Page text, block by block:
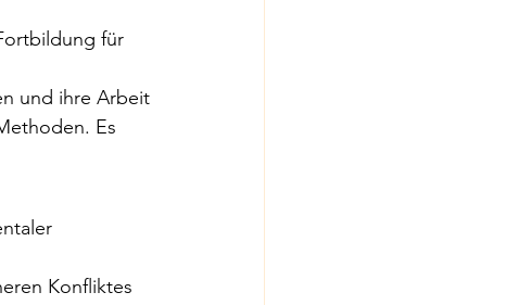
für
und ihre Arbeit
Es
Konfliktes